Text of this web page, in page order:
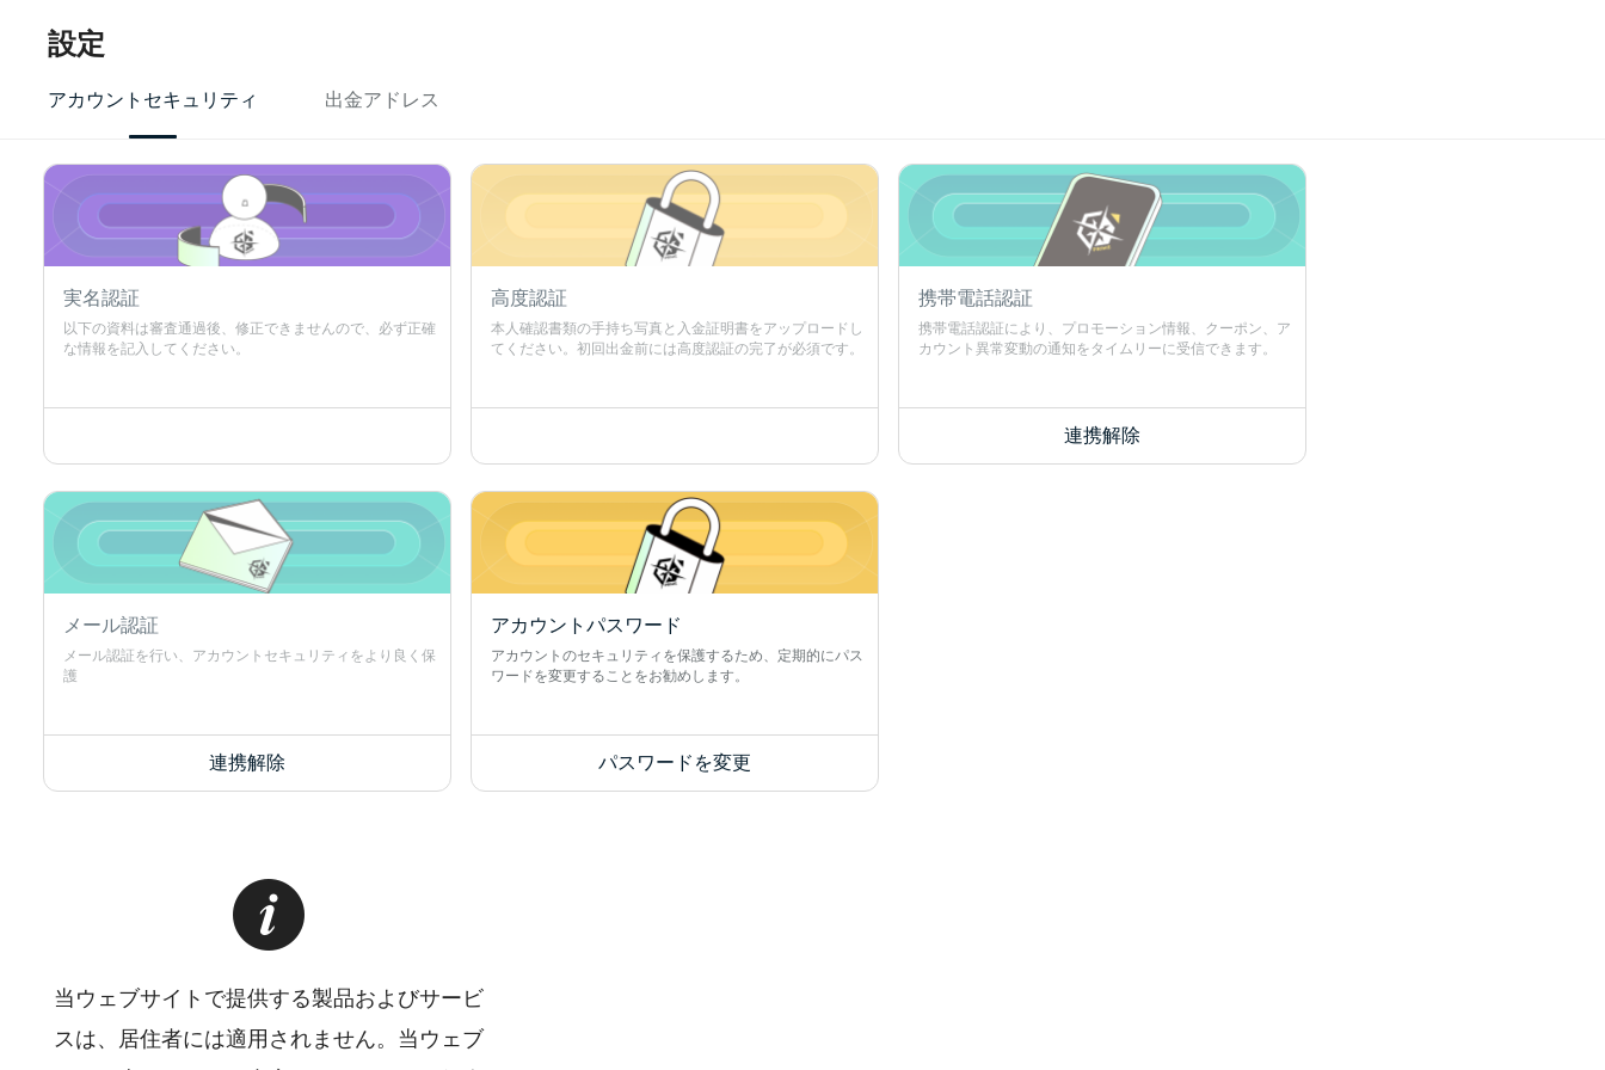
設定
アカウントセキュリティ 出金アドレス
実名認証
以下の資料は審査通過後、修正できませんので、必ず正確
な情報を記入してください。
高度認証
本人確認書類の手持ち写真と入金証明書をアップロードし
てください。初回出金前には高度認証の完了が必須です。
携帯電話認証
携帯電話認証により、プロモーション情報、クーポン、ア
カウント異常変動の通知をタイムリーに受信できます。
連携解除
メール認証
メール認証を行い、アカウントセキュリティをより良く保
護
連携解除
アカウントパスワード
アカウントのセキュリティを保護するため、定期的にパス
ワードを変更することをお勧めします。
パスワードを変更
当ウェブサイトで提供する製品およびサービ
スは、居住者には適用されません。当ウェブ